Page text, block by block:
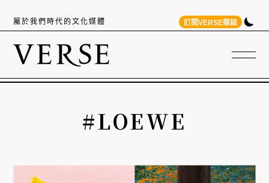
屬於我們時代的文化媒體 訂閱VERSE雜誌
#LOEWE